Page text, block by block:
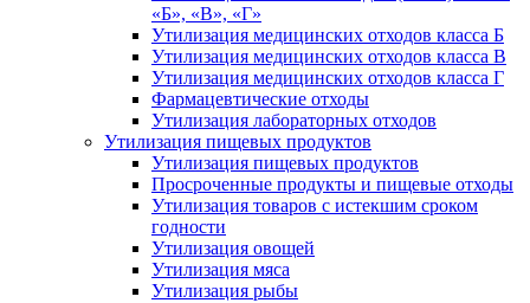
«Б», «В», «Г»
Утилизация медицинских отходов класса Б
Утилизация медицинских отходов класса В
Утилизация медицинских отходов класса Г
Фармацевтические отходы
Утилизация лабораторных отходов
Утилизация пищевых продуктов
Утилизация пищевых продуктов
Просроченные продукты и пищевые отходы
Утилизация товаров с истекшим сроком
годности
Утилизация овощей
Утилизация мяса
Утилизация рыбы